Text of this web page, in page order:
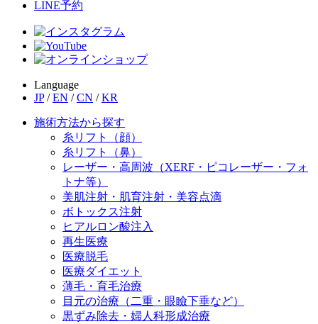
LINE予約
Language
JP / EN / CN / KR
施術方法から探す
糸リフト（顔）
糸リフト（鼻）
レーザー・高周波（XERF・ピコレーザー・フォ
トナ等）
美肌注射・肌育注射・美容点滴
ボトックス注射
ヒアルロン酸注入
再生医療
医療脱毛
医療ダイエット
薄毛・育毛治療
目元の治療（二重・眼瞼下垂など）
黒ずみ除去・婦人科形成治療